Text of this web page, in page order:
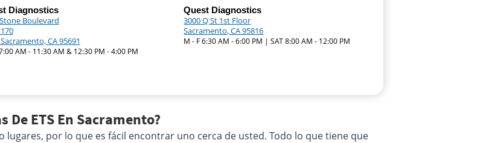
Diagnostics
Boulevard
CA 95691
AM - 11:30 AM & 12:30 PM - 4:00 PM
Quest Diagnostics
3000 Q St 1st Floor
Sacramento, CA 95816
M - F 6:30 AM - 6:00 PM | SAT 8:00 AM - 12:00 PM
De ETS En Sacramento?
lugares, por lo que es fácil encontrar uno cerca de usted. Todo lo que tiene que